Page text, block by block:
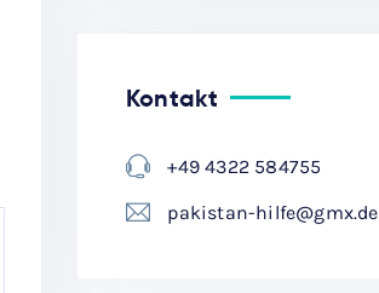
Kontakt
+49 4322 584755
pakistan-hilfe@gmx.de